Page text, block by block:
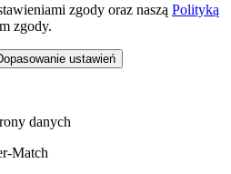
zgody oraz naszą Polityką
zgody.
ustawień
danych
Match